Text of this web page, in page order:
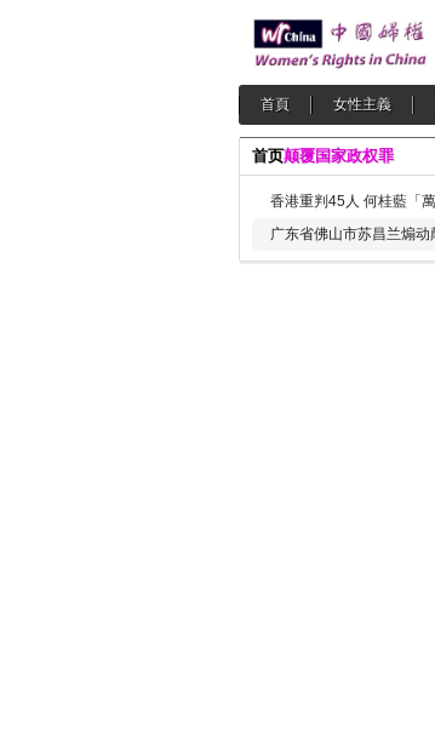
首頁 女性主義
首页颠覆国家政权罪
香港重判45人 何桂藍「
广东省佛山市苏昌兰煽